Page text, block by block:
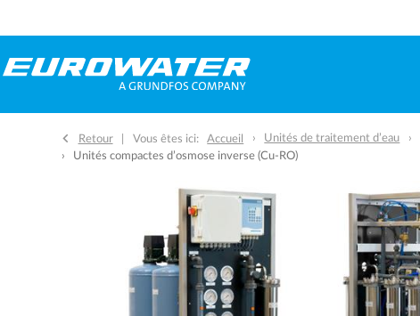
Retour Vous êtes ici: Accueil Unités de traitement d’eau
Unités compactes d’osmose inverse (Cu-RO)